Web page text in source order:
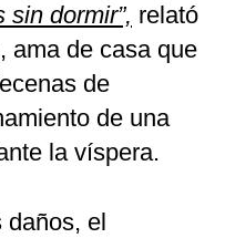
sin dormir”, relató
ama de casa que
de
de una
la víspera.
el